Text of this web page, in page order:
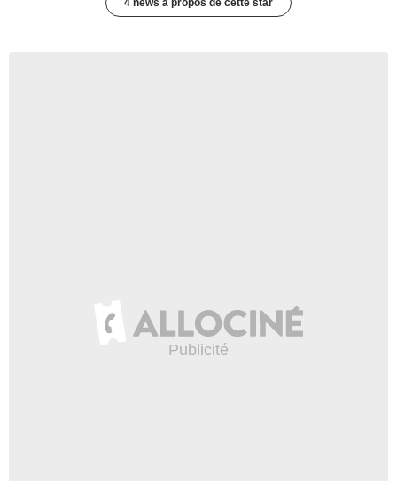
4 news à propos de cette star